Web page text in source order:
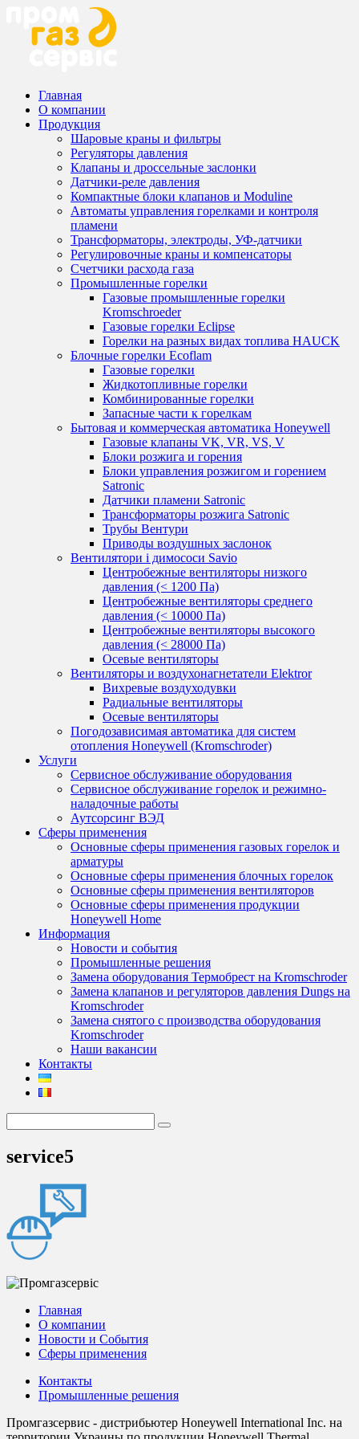
Главная
О компании
Продукция
Шаровые краны и фильтры
Регуляторы давления
Клапаны и дроссельные заслонки
Датчики-реле давления
Компактные блоки клапанов и Moduline
Автоматы управления горелками и контроля
пламени
Трансформаторы, электроды, УФ-датчики
Регулировочные краны и компенсаторы
Счетчики расхода газа
Промышленные горелки
Газовые промышленные горелки
Kromschroeder
Газовые горелки Eclipse
Горелки на разных видах топлива HAUCK
Блочные горелки Ecoflam
Газовые горелки
Жидкотопливные горелки
Комбинированные горелки
Запасные части к горелкам
Бытовая и коммерческая автоматика Honeywell
Газовые клапаны VK, VR, VS, V
Блоки розжига и горения
Блоки управления розжигом и горением
Satronic
Датчики пламени Satronic
Трансформаторы розжига Satronic
Трубы Вентури
Приводы воздушных заслонок
Вентилятори і димососи Savio
Центробежные вентиляторы низкого
давления (< 1200 Па)
Центробежные вентиляторы среднего
давления (< 10000 Па)
Центробежные вентиляторы высокого
давления (< 28000 Па)
Осевые вентиляторы
Вентиляторы и воздухонагнетатели Elektror
Вихревые воздуходувки
Радиальные вентиляторы
Осевые вентиляторы
Погодозависимая автоматика для систем
отопления Honeywell (Kromschroder)
Услуги
Сервисное обслуживание оборудования
Сервисное обслуживание горелок и режимно-
наладочные работы
Аутсорсинг ВЭД
Сферы применения
Основные сферы применения газовых горелок и
арматуры
Основные сферы применения блочных горелок
Основные сферы применения вентиляторов
Основные сферы применения продукции
Honeywell Home
Информация
Новости и события
Промышленные решения
Замена оборудования Термобрест на Kromschroder
Замена клапанов и регуляторов давления Dungs на
Kromschroder
Замена снятого с производства оборудования
Kromschroder
Наши вакансии
Контакты
service5
Главная
О компании
Новости и События
Сферы применения
Контакты
Промышленные решения
Промгазсервис - дистрибьютер Honeywell International Inc. на